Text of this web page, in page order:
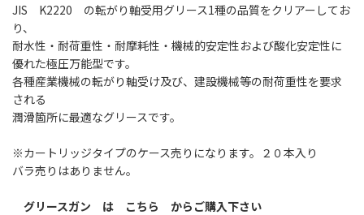
JIS K2220 の転がり軸受用グリース1種の品質をクリアーしてお
り、
耐水性・耐荷重性・耐摩耗性・機械的安定性および酸化安定性に
優れた極圧万能型です。
各種産業機械の転がり軸受け及び、建設機械等の耐荷重性を要求
される
潤滑箇所に最適なグリースです。
※カートリッジタイプのケース売りになります。２０本入り
バラ売りはありません。
グリースガン は こちら からご購入下さい